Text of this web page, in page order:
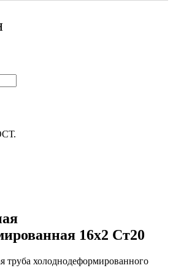
16х2 Ст20
труба холоднодеформированного